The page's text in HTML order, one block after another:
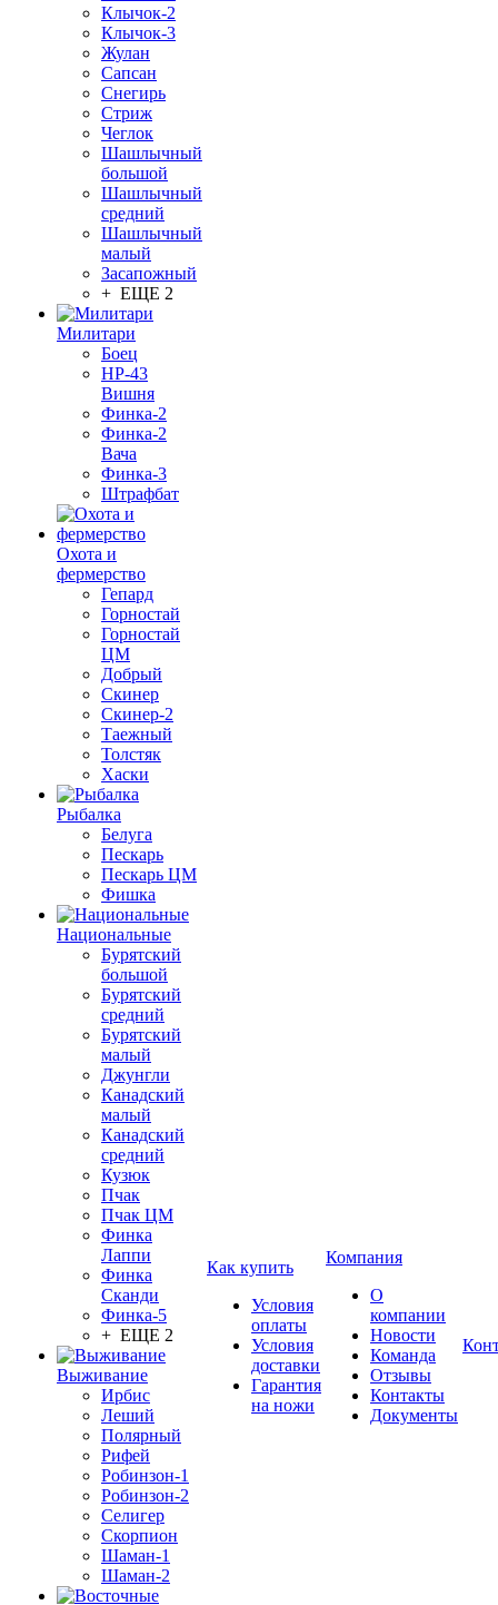
Клычок-2
Клычок-3
Жулан
Сапсан
Снегирь
Стриж
Чеглок
Шашлычный
большой
Шашлычный
средний
Шашлычный
малый
Засапожный
+ ЕЩЕ 2
Милитари
Боец
НР-43
Вишня
Финка-2
Финка-2
Вача
Финка-3
Штрафбат
Охота и
фермерство
Гепард
Горностай
Горностай
ЦМ
Добрый
Скинер
Скинер-2
Таежный
Толстяк
Хаски
Рыбалка
Белуга
Пескарь
Пескарь ЦМ
Фишка
Национальные
Бурятский
большой
Бурятский
средний
Бурятский
малый
Джунгли
Канадский
малый
Канадский
средний
Кузюк
Пчак
Пчак ЦМ
Финка
Лаппи
Финка
Сканди
Финка-5
+ ЕЩЕ 2
Выживание
Ирбис
Леший
Полярный
Рифей
Робинзон-1
Робинзон-2
Селигер
Скорпион
Шаман-1
Шаман-2
Как купить
Условия
оплаты
Условия
доставки
Гарантия
на ножи
Компания
О
компании
Новости
Команда
Отзывы
Контакты
Документы